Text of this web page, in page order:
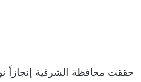
حققت محافظة الشرقية إنجازاً